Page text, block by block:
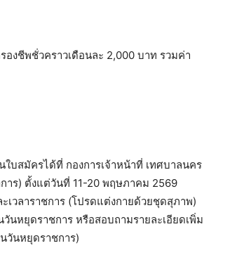
งชีพชั่วคราวเดือนละ 2,000 บาท รวมค่า
บสมัครได้ที่ กองการเจ้าหน้าที่ เทศบาลนคร
าร) ตั้งแต่วันที่ 11-20 พฤษภาคม 2569
เวลาราชการ (โปรดแต่งกายด้วยชุดสุภาพ)
นหยุดราชการ หรือสอบถามรายละเอียดเพิ่ม
วันหยุดราชการ)